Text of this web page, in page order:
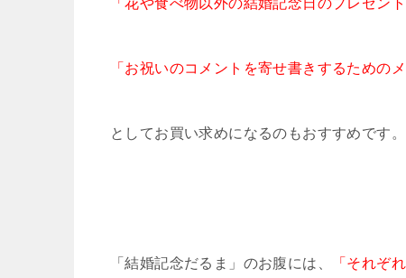
「花や食べ物以外の結婚記念日のプレゼント
「お祝いのコメントを寄せ書きするための
としてお買い求めになるのもおすすめです。
「結婚記念だるま」のお腹には、 「それぞ